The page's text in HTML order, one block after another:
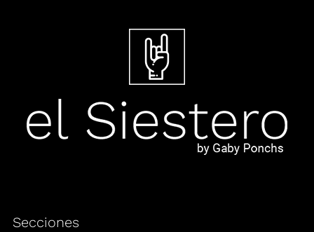
Secciones